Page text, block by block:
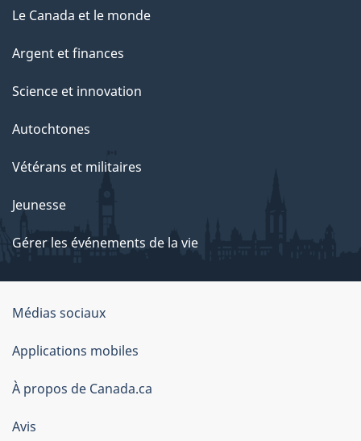
Le Canada et le monde
Argent et finances
Science et innovation
Autochtones
Vétérans et militaires
Jeunesse
Gérer les événements de la vie
Organisation
du
gouvernement
du
Canada
Médias sociaux
Applications mobiles
À propos de Canada.ca
Avis